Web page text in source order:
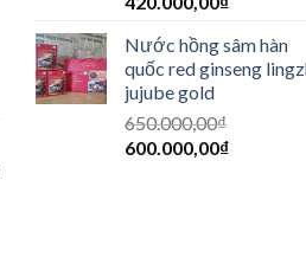
Nước hồng sâm hàn
quốc red ginseng
jujube gold
650.000,00₫
600.000,00₫